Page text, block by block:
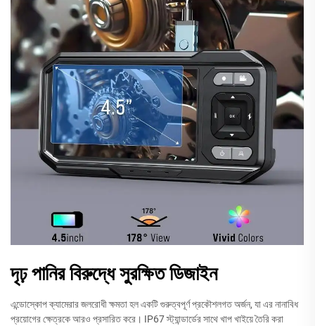
দৃঢ় পানির বিরুদ্ধে সুরক্ষিত ডিজাইন
এন্ডোস্কোপ ক্যামেরার জলরোধী ক্ষমতা হল একটি গুরুত্বপূর্ণ প্রকৌশলগত অর্জন, যা এর নানাবিধ
প্রয়োগের ক্ষেত্রকে আরও প্রসারিত করে। IP67 স্ট্যান্ডার্ডের সাথে খাপ খাইয়ে তৈরি করা